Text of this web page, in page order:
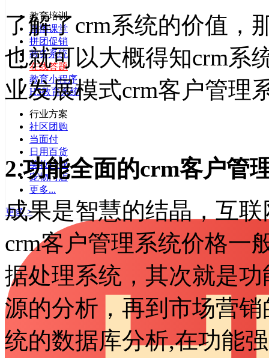
教育培训
直播课堂
拼团促销
教务系统
在线答题
教育小程序
H5教育系统
行业方案
社区团购
当面付
日用百货
美妆行业
宠物门店
更多...
更多 >
了解了crm系统的价值，
也就可以大概得知crm系
业发展模式crm客户管理
2.功能全面的crm客户管
成果是智慧的结晶，互
crm客户管理系统价格一
据处理系统，其次就是
源的分析，再到市场营
统的数据库分析,在功能